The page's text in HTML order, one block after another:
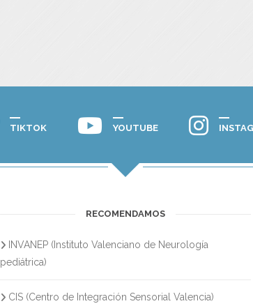
TIKTOK YOUTUBE
RECOMENDAMOS
INVANEP (Instituto Valenciano de Neurología
pediátrica)
CIS (Centro de Integración Sensorial Valencia)